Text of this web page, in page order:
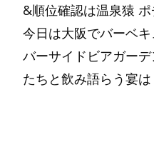
&順位確認は温泉猿
今日は大阪でバーベ
バーサイドビアガー
たちと飲み語らう宴は